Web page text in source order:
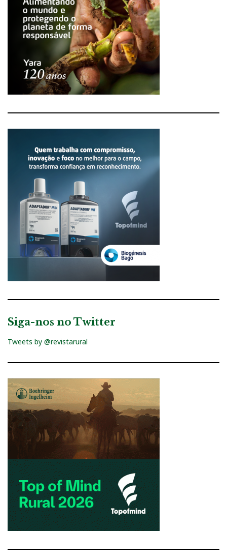
Siga-nos no Twitter
Tweets by @revistarural